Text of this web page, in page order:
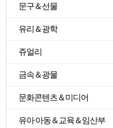
문구＆선물
유리＆광학
쥬얼리
금속＆광물
문화콘텐츠＆미디어
유아·아동＆교육＆임산부